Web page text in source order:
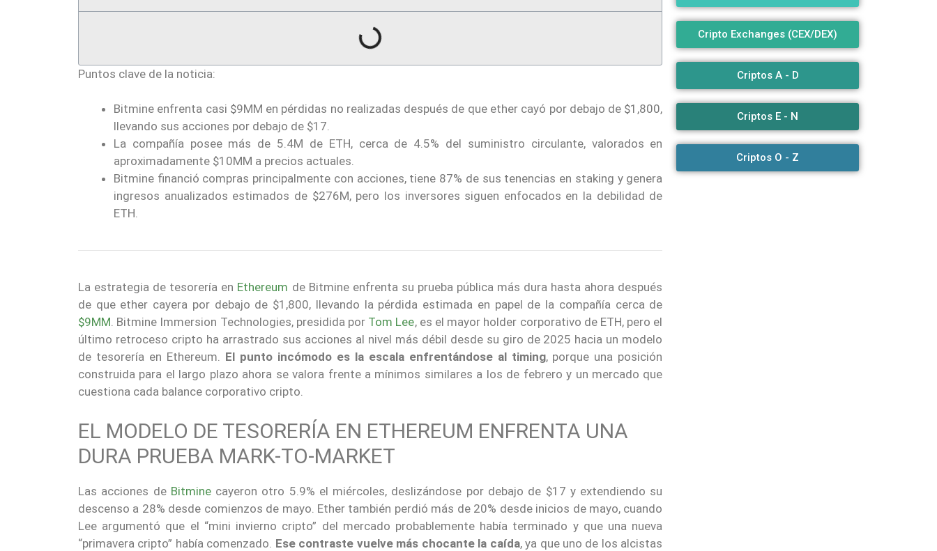
Puntos clave de la noticia:
Bitmine enfrenta casi $9MM en pérdidas no realizadas después de que ether cayó por debajo de $1,800,
llevando sus acciones por debajo de $17.
La compañía posee más de 5.4M de ETH, cerca de 4.5% del suministro circulante, valorados en
aproximadamente $10MM a precios actuales.
Bitmine financió compras principalmente con acciones, tiene 87% de sus tenencias en staking y genera
ingresos anualizados estimados de $276M, pero los inversores siguen enfocados en la debilidad de
ETH.
La estrategia de tesorería en Ethereum de Bitmine enfrenta su prueba pública más dura hasta ahora después
de que ether cayera por debajo de $1,800, llevando la pérdida estimada en papel de la compañía cerca de
$9MM. Bitmine Immersion Technologies, presidida por Tom Lee, es el mayor holder corporativo de ETH, pero el
último retroceso cripto ha arrastrado sus acciones al nivel más débil desde su giro de 2025 hacia un modelo
de tesorería en Ethereum. El punto incómodo es la escala enfrentándose al timing, porque una posición
construida para el largo plazo ahora se valora frente a mínimos similares a los de febrero y un mercado que
cuestiona cada balance corporativo cripto.
EL MODELO DE TESORERÍA EN ETHEREUM ENFRENTA UNA
DURA PRUEBA MARK-TO-MARKET
Las acciones de Bitminecayeron otro 5.9% el miércoles, deslizándose por debajo de $17 y extendiendo su
descenso a 28% desde comienzos de mayo. Ether también perdió más de 20% desde inicios de mayo, cuando
Lee argumentó que el “mini invierno cripto” del mercado probablemente había terminado y que una nueva
“primavera cripto” había comenzado. Ese contraste vuelve más chocante la caída, ya que uno de los alcistas
Cripto Exchanges (CEX/DEX)
Criptos A - D
Criptos E - N
Criptos O - Z